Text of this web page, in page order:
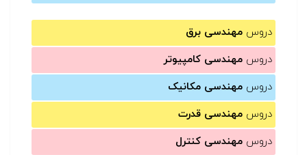
دروس مهندسی برق
دروس مهندسی کامپیوتر
دروس مهندسی مکانیک
دروس مهندسی قدرت
دروس مهندسی کنترل